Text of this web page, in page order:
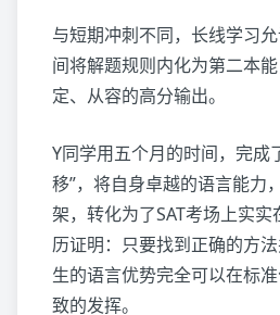
与短期冲刺不同，长线学习
间将解题规则内化为第二本
定、从容的高分输出。
Y同学用五个月的时间，完成
移”，将自身卓越的语言能力
架，转化为了SAT考场上实
历证明：只要找到正确的方
生的语言优势完全可以在标
致的发挥。